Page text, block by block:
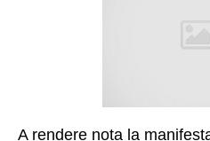
A rendere nota la